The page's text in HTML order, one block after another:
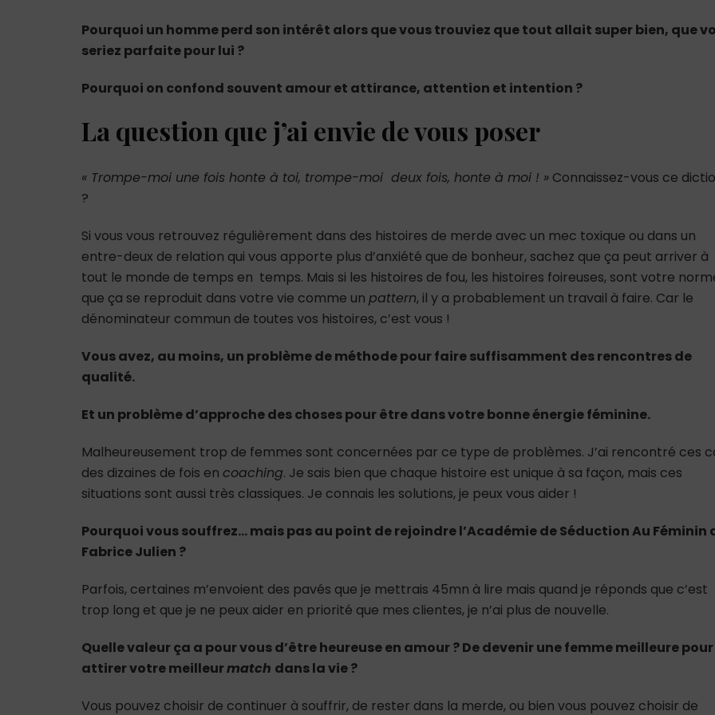
Pourquoi un homme perd son intérêt alors que vous trouviez que tout allait super bien, que
seriez parfaite pour lui ?
Pourquoi on confond souvent amour et attirance, attention et intention ?
La question que j’ai envie de vous poser
« Trompe-moi une fois honte à toi, trompe-moi deux fois, honte à moi ! » Connaissez-vous ce
?
Si vous vous retrouvez régulièrement dans des histoires de merde avec un mec toxique ou dans un
entre-deux de relation qui vous apporte plus d’anxiété que de bonheur, sachez que ça peut arriver à
tout le monde de temps en temps. Mais si les histoires de fou, les histoires foireuses, sont votre
que ça se reproduit dans votre vie comme un pattern, il y a probablement un travail à faire. Car le
dénominateur commun de toutes vos histoires, c’est vous !
Vous avez, au moins, un problème de méthode pour faire suffisamment des rencontres de
qualité.
Et un problème d’approche des choses pour être dans votre bonne énergie féminine.
Malheureusement trop de femmes sont concernées par ce type de problèmes. J’ai rencontré ces
des dizaines de fois en coaching. Je sais bien que chaque histoire est unique à sa façon, mais ces
situations sont aussi très classiques. Je connais les solutions, je peux vous aider !
Pourquoi vous souffrez… mais pas au point de rejoindre l’Académie de Séduction Au Féminin
Fabrice Julien ?
Parfois, certaines m’envoient des pavés que je mettrais 45mn à lire mais quand je réponds que c’est
trop long et que je ne peux aider en priorité que mes clientes, je n’ai plus de nouvelle.
Quelle valeur ça a pour vous d’être heureuse en amour ? De devenir une femme meilleure pour
attirer votre meilleurmatch dans la vie ?
Vous pouvez choisir de continuer à souffrir, de rester dans la merde, ou bien vous pouvez choisir de